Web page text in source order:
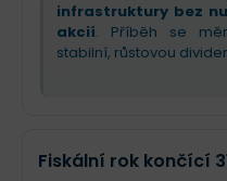
infrastruktury bez
akcií. Příběh se
stabilní, růstovou
Fiskální rok končící